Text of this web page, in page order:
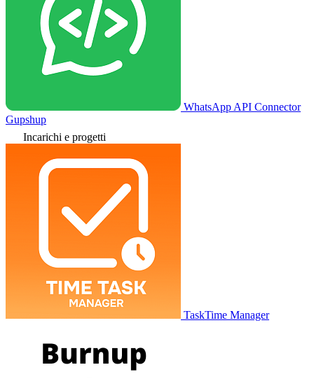
WhatsApp API Connector
Gupshup
Incarichi e progetti
TaskTime Manager